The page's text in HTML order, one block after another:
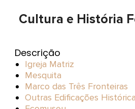
Cultura e História
Descrição
Igreja Matriz
Mesquita
Marco das Três Fronteiras
Outras Edificações